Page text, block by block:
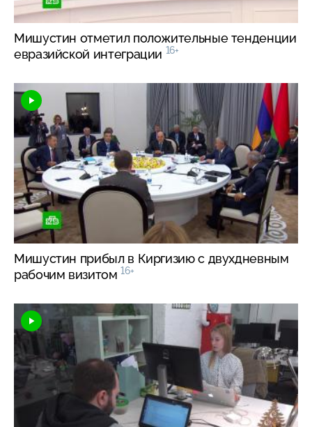
Мишустин отметил положительные тенденции
евразийской интеграции 16+
Мишустин прибыл в Киргизию с двухдневным
рабочим визитом 16+